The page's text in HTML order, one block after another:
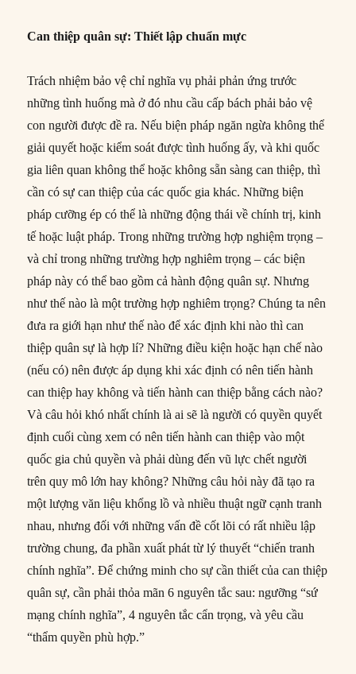
Can thiệp quân sự: Thiết lập chuẩn mực
Trách nhiệm bảo vệ chỉ nghĩa vụ phải phản ứng trước
những tình huống mà ở đó nhu cầu cấp bách phải bảo vệ
con người được đề ra. Nếu biện pháp ngăn ngừa không thể
giải quyết hoặc kiểm soát được tình huống ấy, và khi quốc
gia liên quan không thể hoặc không sẵn sàng can thiệp, thì
cần có sự can thiệp của các quốc gia khác. Những biện
pháp cưỡng ép có thể là những động thái về chính trị, kinh
tế hoặc luật pháp. Trong những trường hợp nghiệm trọng –
và chỉ trong những trường hợp nghiêm trọng – các biện
pháp này có thể bao gồm cả hành động quân sự. Nhưng
như thế nào là một trường hợp nghiêm trọng? Chúng ta nên
đưa ra giới hạn như thế nào để xác định khi nào thì can
thiệp quân sự là hợp lí? Những điều kiện hoặc hạn chế nào
(nếu có) nên được áp dụng khi xác định có nên tiến hành
can thiệp hay không và tiến hành can thiệp bằng cách nào?
Và câu hỏi khó nhất chính là ai sẽ là người có quyền quyết
định cuối cùng xem có nên tiến hành can thiệp vào một
quốc gia chủ quyền và phải dùng đến vũ lực chết người
trên quy mô lớn hay không? Những câu hỏi này đã tạo ra
một lượng văn liệu khổng lồ và nhiều thuật ngữ cạnh tranh
nhau, nhưng đối với những vấn đề cốt lõi có rất nhiều lập
trường chung, đa phần xuất phát từ lý thuyết “chiến tranh
chính nghĩa”. Để chứng minh cho sự cần thiết của can thiệp
quân sự, cần phải thỏa mãn 6 nguyên tắc sau: ngưỡng “sứ
mạng chính nghĩa”, 4 nguyên tắc cẩn trọng, và yêu cầu
“thẩm quyền phù hợp.”